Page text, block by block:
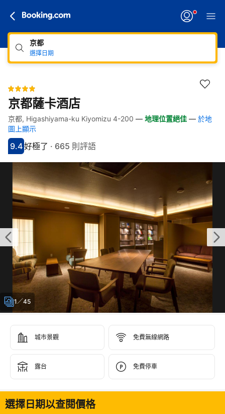
京都
選擇日期
京都薩卡酒店
快速連結
跳至住宿介紹
跳至熱門設施
跳至客房類型
跳至訂房政策
京都, Higashiyama-ku Kiyomizu 4-200 — 地理位置絕佳 — 於地
圖上顯示
分數9.4分
9.4
評比好極了
好極了 · 665 則評語
1／45
城市景觀 免費無線網路
露台 免費停車
選擇日期以查閱價格